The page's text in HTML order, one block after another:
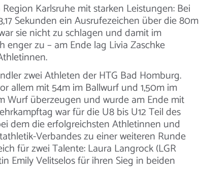
Karlsruhe mit starken Leistungen: Bei
Sekunden ein Ausrufezeichen über die 80m
sie nicht zu schlagen und damit im
enger zu – am Ende lag Livia Zaschke
zwei Athleten der HTG Bad Homburg.
allem mit 54m im Ballwurf und 1,50m im
Wurf überzeugen und wurde am Ende mit
war für die U8 bis U12 Teil des
dem die erfolgreichsten Athletinnen und
Verbandes zu einer weiteren Runde
für zwei Talente: Laura Langrock (LGR
Emily Velitselos für ihren Sieg in beiden